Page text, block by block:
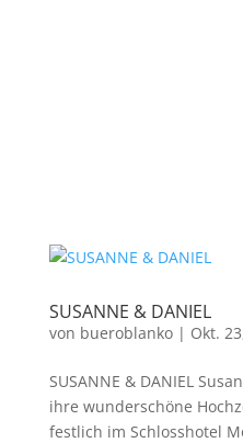
SUSANNE & DANIEL
von bueroblanko| Okt.
SUSANNE & DANIEL
ihre wunderschöne
festlich im Schlosshotel